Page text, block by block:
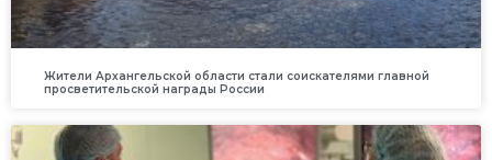
Жители Архангельской области стали соискателями главной
просветительской награды России